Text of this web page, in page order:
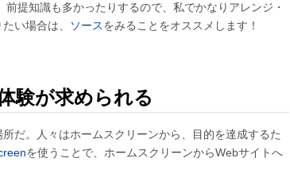
提知識も多かったりするので、私でかなりアレンジ・
い場合は、
ソースをみることをオススメします！
験が求められる
だ。人々はホームスクリーンから、目的を達成するた
を使うことで、ホームスクリーンからWebサイトへ